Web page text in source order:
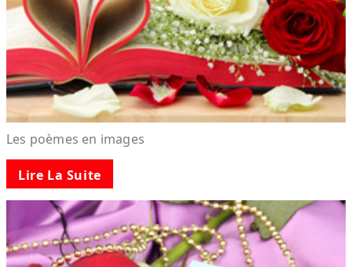
Les poèmes en images
Lire La Suite